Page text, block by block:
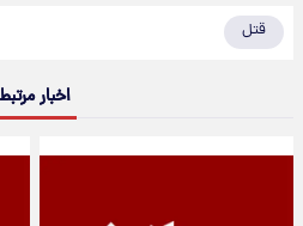
قتل
اخبار مرتبط